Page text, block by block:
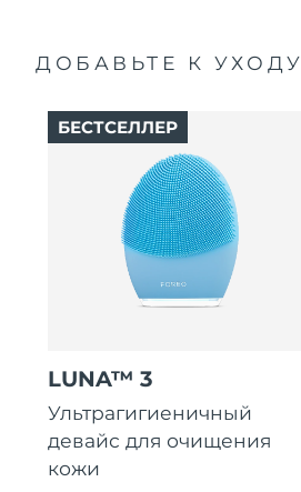
ДОБАВЬТЕ К УХОДУ
LUNA™ 3
Ультрагигиеничный
девайс для очищения
кожи
БЕСТСЕЛЛЕР